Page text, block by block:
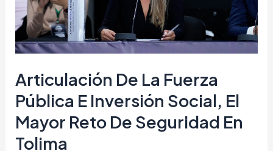
Articulación De La Fuerza
Pública E Inversión Social, El
Mayor Reto De Seguridad En
Tolima
inversión
social,
el
reto
de
seguridad